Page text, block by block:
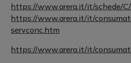
https://www.arera.it/it/schede/
https://www.arera.it/it/
servconc.htm
https://www.arera.it/it/